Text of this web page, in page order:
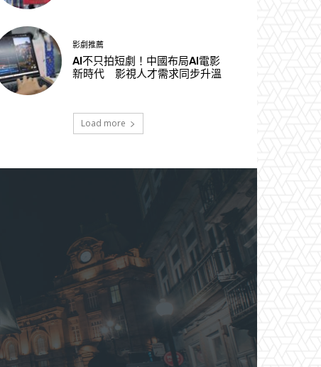
影劇推薦
AI不只拍短劇！中國布局AI電影
新時代 影視人才需求同步升溫
Load more